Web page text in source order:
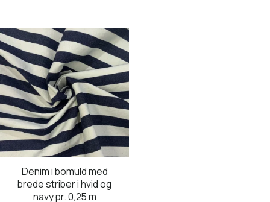
Denim i bomuld med
brede striber i hvid og
navy pr. 0,25 m